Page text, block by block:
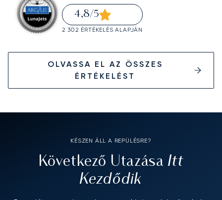
4,8/5
2 302 ÉRTÉKELÉS ALAPJÁN
OLVASSA EL AZ ÖSSZES
ÉRTÉKELÉST
KÉSZEN ÁLL A REPÜLÉSRE?
Következő Utazása Itt
Kezdődik